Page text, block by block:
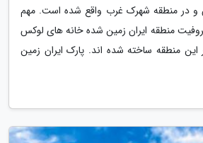
و در منطقه شهرک غرب واقع شده است. مهم
منطقه ایران زمین شده خانه های لوکس
منطقه ساخته شده اند. پارک ایران زمین